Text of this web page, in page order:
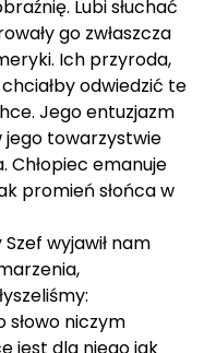
Lubi słuchać
go zwłaszcza
Ich przyroda,
odwiedzić te
Jego entuzjazm
jego towarzystwie
Chłopiec emanuje
promień słońca w
wyjawił nam
słowo niczym